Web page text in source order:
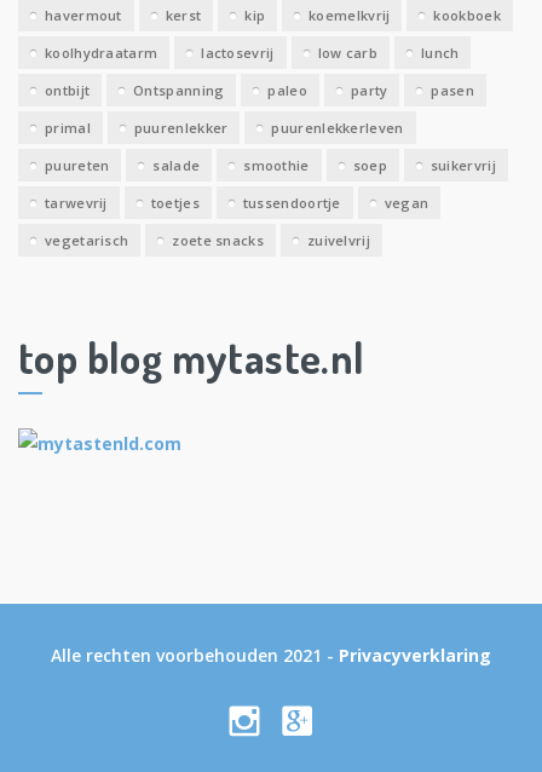
havermout kerst kip koemelkvrij kookboek
koolhydraatarm lactosevrij low carb lunch
ontbijt Ontspanning paleo party pasen
primal puurenlekker puurenlekkerleven
puureten salade smoothie soep suikervrij
tarwevrij toetjes tussendoortje vegan
vegetarisch zoete snacks zuivelvrij
top blog mytaste.nl
Alle rechten voorbehouden 2021 - Privacyverklaring